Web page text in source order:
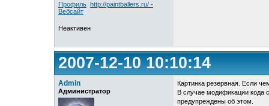
Профиль http://paintballers.ru/ -
Вебсайт
Неактивен
2007-12-10 10:10:14
Admin
Администратор
Картинка резервная. Если
В случае модификации кода
предупреждены об этом.